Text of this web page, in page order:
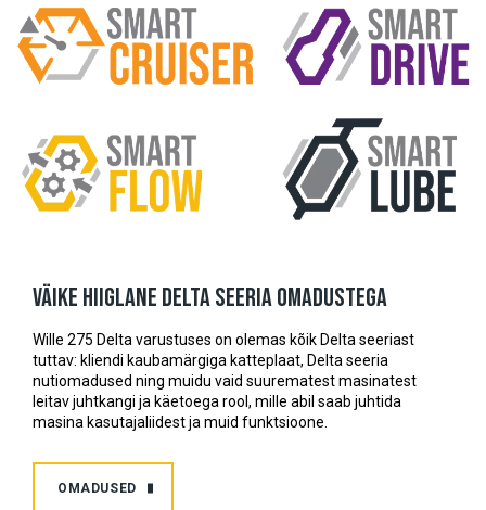
Väike hiiglane Delta seeria omadustega
Wille 275 Delta varustuses on olemas kõik Delta seeriast
tuttav: kliendi kaubamärgiga katteplaat, Delta seeria
nutiomadused ning muidu vaid suurematest masinatest
leitav juhtkangi ja käetoega rool, mille abil saab juhtida
masina kasutajaliidest ja muid funktsioone.
OMADUSED